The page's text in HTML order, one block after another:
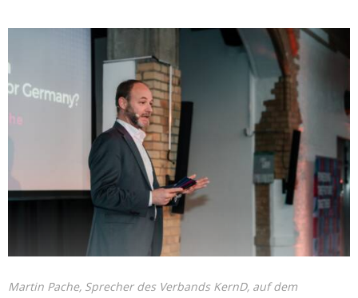
Martin Pache, Sprecher des Verbands KernD, auf dem